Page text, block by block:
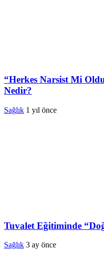
“Herkes Narsist Mi
Nedir?
Sağlık 1 yıl önce
Tuvalet Eğitiminde
Sağlık 3 ay önce